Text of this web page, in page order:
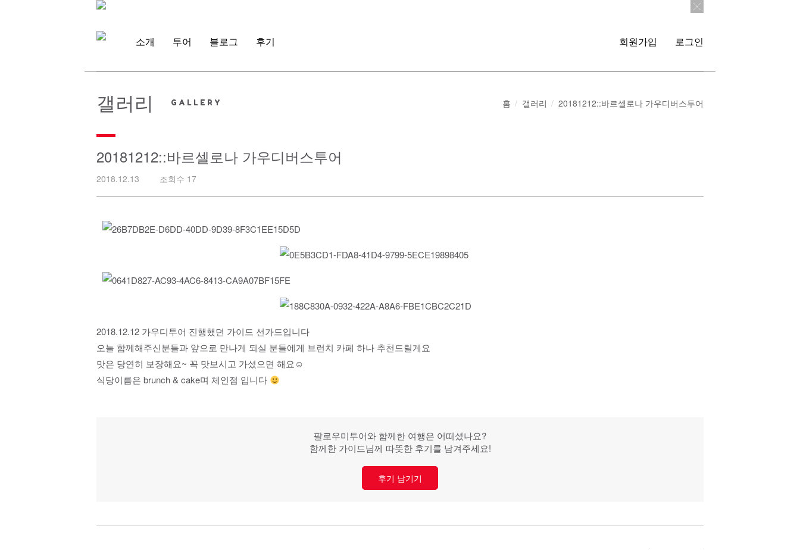
소개 투어 블로그 후기 회원가입 로그인
홈 갤러리 20181212::바르셀로나 가우디버스투어
갤러리
20181212::바르셀로나 가우디버스투어
2018.12.13 조회수 17
2018.12.12 가우디투어 진행했던 가이드 선가드입니다
오늘 함께해주신분들과 앞으로 만나게 되실 분들에게 브런치 카페 하나 추천드릴게요
맛은 당연히 보장해요~ 꼭 맛보시고 가셨으면 해요☺️
식당이름은 brunch & cake며 체인점 입니다
팔로우미투어와 함께한 여행은 어떠셨나요?
함께한 가이드님께 따뜻한 후기를 남겨주세요!
후기 남기기